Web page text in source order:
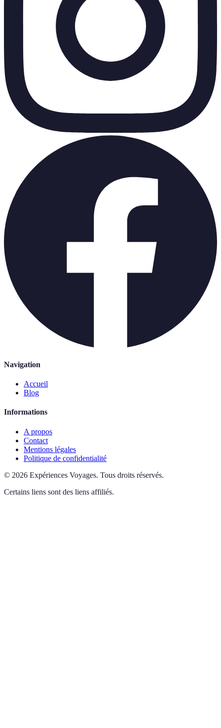
Navigation
Accueil
Blog
Informations
A propos
Contact
Mentions légales
Politique de confidentialité
© 2026 Expériences Voyages. Tous droits réservés.
Certains liens sont des liens affiliés.